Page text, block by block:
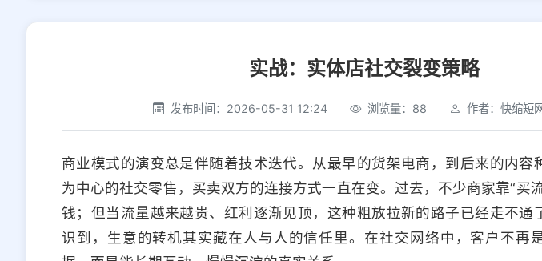
实战：实体店社交裂变策略
发布时间：2026-05-31 12:24 浏览量：88 作者：快缩短
商业模式的演变总是伴随着技术迭代。从最早的货架电商，到后来的内容
为中心的社交零售，买卖双方的连接方式一直在变。过去，不少商家靠“买
钱；但当流量越来越贵、红利逐渐见顶，这种粗放拉新的路子已经走不通
识到，生意的转机其实藏在人与人的信任里。在社交网络中，客户不再